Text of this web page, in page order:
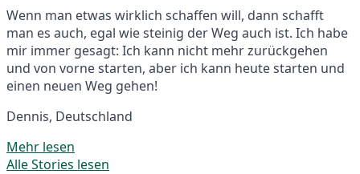
Wenn man etwas wirklich schaffen will, dann schafft
man es auch, egal wie steinig der Weg auch ist. Ich habe
mir immer gesagt: Ich kann nicht mehr zurückgehen
und von vorne starten, aber ich kann heute starten und
einen neuen Weg gehen!
Dennis, Deutschland
Mehr lesen
Alle Stories lesen